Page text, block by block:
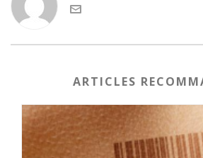
ARTICLES